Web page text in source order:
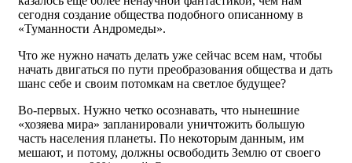
сегодня создание общества подобного описанному в
«Туманности Андромеды».
Что же нужно начать делать уже сейчас всем нам, чтобы
начать двигаться по пути преобразования общества и дать
шанс себе и своим потомкам на светлое будущее?
Во-первых. Нужно четко осознавать, что нынешние
«хозяева мира» запланировали уничтожить большую
часть населения планеты. По некоторым данным, им
мешают, и потому, должны освободить Землю от своего